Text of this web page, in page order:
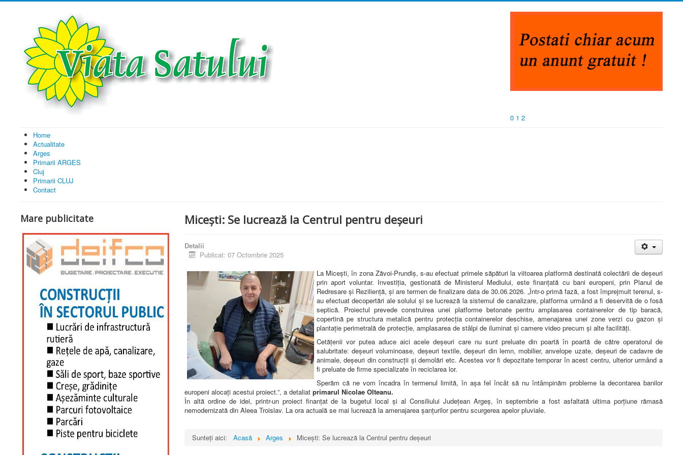
0 1 2
Home
Actualitate
Arges
Primarii ARGES
Cluj
Primarii CLUJ
Contact
Mare publicitate Micești: Se lucrează la Centrul pentru deșeuri
Detalii
Publicat: 07 Octombrie 2025
La Micești, în zona Zăvoi-Prundiș, s-au efectuat primele săpături la viitoarea platformă destinată colectării de deșeuri
prin aport voluntar. Investiția, gestionată de Ministerul Mediului, este finanțată cu bani europeni, prin Planul de
Redresare și Reziliență, și are termen de finalizare data de 30.06.2026. „Într-o primă fază, a fost împrejmuit terenul, s-
au efectuat decopertări ale solului și se lucrează la sistemul de canalizare, platforma urmând a fi deservită de o fosă
septică. Proiectul prevede construirea unei platforme betonate pentru amplasarea containerelor de tip baracă,
copertină pe structura metalică pentru protecția containerelor deschise, amenajarea unei zone verzi cu gazon și
plantație perimetrală de protecție, amplasarea de stâlpi de iluminat și camere video precum și alte facilități.
Cetățenii vor putea aduce aici acele deșeuri care nu sunt preluate din poartă în poartă de către operatorul de
salubritate: deșeuri voluminoase, deșeuri textile, deșeuri din lemn, mobilier, anvelope uzate, deșeuri de cadavre de
animale, deșeuri din construcții și demolări etc. Acestea vor fi depozitate temporar în acest centru, ulterior urmând a
fi preluate de firme specializate în reciclarea lor.
Sperăm că ne vom încadra în termenul limită, în așa fel încât să nu întâmpinăm probleme la decontarea banilor
europeni alocați acestui proiect.”, a detaliat primarul Nicolae Olteanu.
În altă ordine de idei, printr-un proiect finanțat de la bugetul local și al Consiliului Județean Argeș, în septembrie a fost asfaltată ultima porțiune rămasă
nemodernizată din Aleea Troislav. La ora actuală se mai lucrează la amenajarea șanțurilor pentru scurgerea apelor pluviale.
Sunteți aici: Acasă Arges Micești: Se lucrează la Centrul pentru deșeuri